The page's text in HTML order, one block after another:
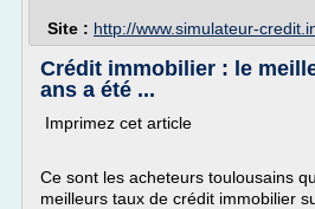
Site : http://www.simulateur-
Crédit immobilier : le
ans a été ...
Imprimez cet article
Ce sont les acheteurs toulousains
meilleurs taux de crédit immobilier